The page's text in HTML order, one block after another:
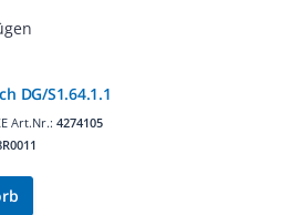
DG/S1.64.1.1
Art.Nr.: 4274105